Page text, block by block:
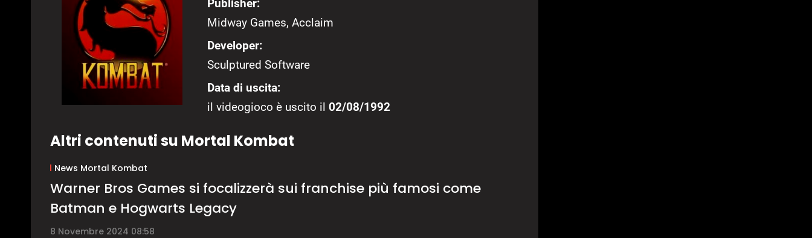
Publisher:
Midway Games, Acclaim
Developer:
Sculptured Software
Data di uscita:
il videogioco è uscito il 02/08/1992
Altri contenuti su Mortal Kombat
News Mortal Kombat
Warner Bros Games si focalizzerà sui franchise più famosi come
Batman e Hogwarts Legacy
8 Novembre 2024 08:58